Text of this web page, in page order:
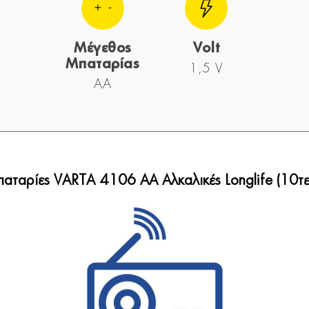
Μέγεθος
Μπαταρίας
AA
Volt
1,5 V
VARTA 4106 AA Αλκαλικές Longlife